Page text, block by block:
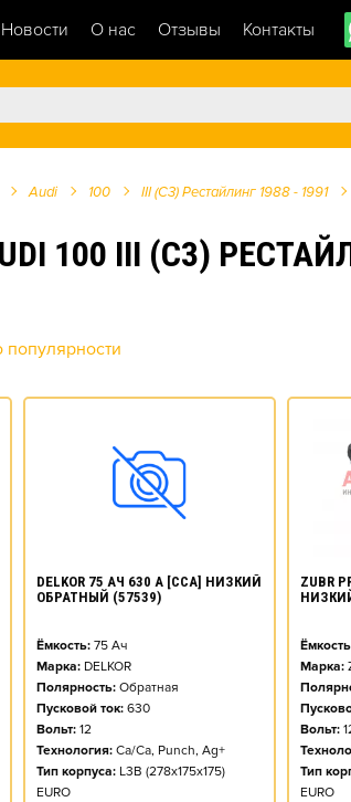
Новости О нас Отзывы Контакты
Audi 100 III (C3) Рестайлинг 1988 - 1991
100 III (C3)
популярности
DELKOR 75 АЧ 630 А [CCA] НИЗКИЙ
ОБРАТНЫЙ (57539)
Ёмкость: 75 Ач
Марка: DELKOR
Полярность: Обратная
Пусковой ток: 630
Вольт: 12
Технология: Ca/Ca, Punch, Ag+
Тип корпуса: L3B (278x175x175)
EURO
ZUBR
Марка:
Вольт:
Тип
EURO